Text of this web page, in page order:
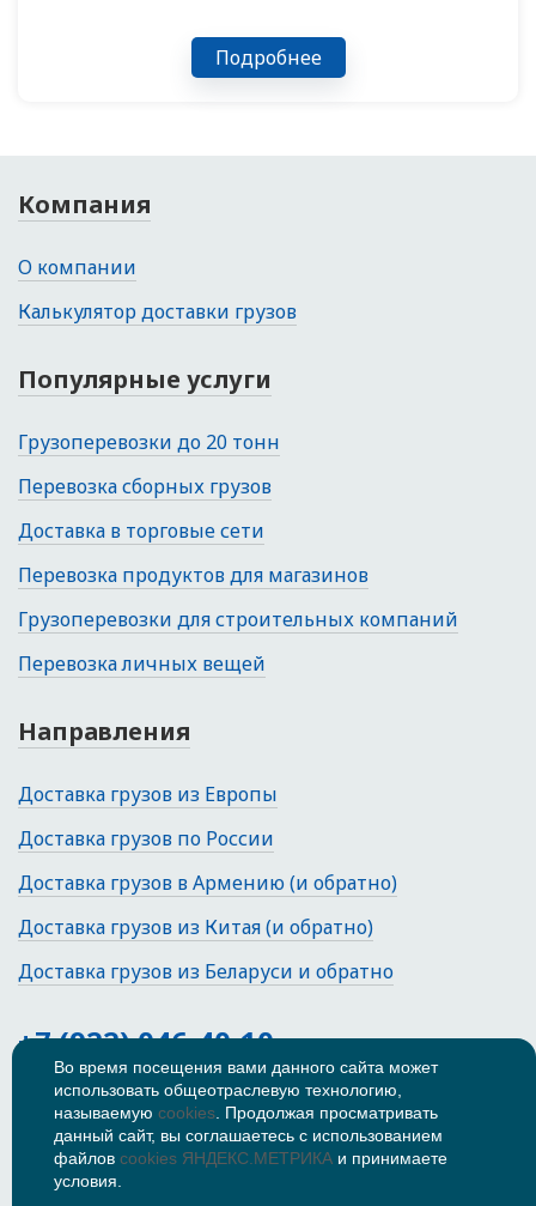
Подробнее
Компания
О компании
Калькулятор доставки грузов
Популярные услуги
Грузоперевозки до 20 тонн
Перевозка сборных грузов
Доставка в торговые сети
Перевозка продуктов для магазинов
Грузоперевозки для строительных компаний
Перевозка личных вещей
Направления
Доставка грузов из Европы
Доставка грузов по России
Доставка грузов в Армению (и обратно)
Доставка грузов из Китая (и обратно)
Доставка грузов из Беларуси и обратно
+7 (922) 046-40-10
Тюмень, Коммунистическая улица,
© 2026Политика
конфиденциальности
Во время посещения вами данного сайта может
использовать общеотраслевую технологию,
называемую cookies . Продолжая просматривать
данный сайт, вы соглашаетесь с использованием
файлов cookies ЯНДЕКС.МЕТРИКА и принимаете
условия.